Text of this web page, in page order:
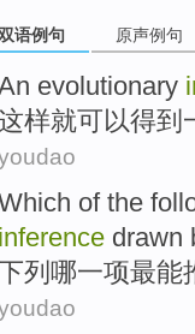
语例句 原声例句
evolutionary
样就可以得到
of the
inference drawn
列 哪一项最能